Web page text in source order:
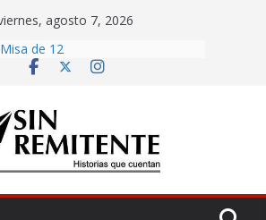
agosto 7, 2026
La Carta
Misa de 12
Amor eterno